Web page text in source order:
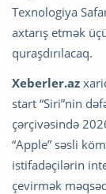
Texnologiya
axtarış etmək
quraşdırılacaq.
Xeberler.az
start “Siri”nin
çərçivəsində
“Apple” səsli
istifadəçilərin
çevirmək